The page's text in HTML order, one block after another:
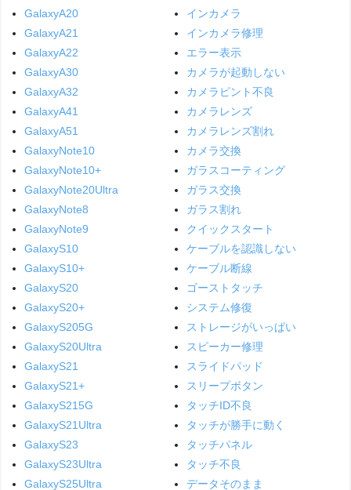
GalaxyA20
GalaxyA21
GalaxyA22
GalaxyA30
GalaxyA32
GalaxyA41
GalaxyA51
GalaxyNote10
GalaxyNote10+
GalaxyNote20Ultra
GalaxyNote8
GalaxyNote9
GalaxyS10
GalaxyS10+
GalaxyS20
GalaxyS20+
GalaxyS205G
GalaxyS20Ultra
GalaxyS21
GalaxyS21+
GalaxyS215G
GalaxyS21Ultra
GalaxyS23
GalaxyS23Ultra
GalaxyS25Ultra
インカメラ
インカメラ修理
エラー表示
カメラが起動しない
カメラピント不良
カメラレンズ
カメラレンズ割れ
カメラ交換
ガラスコーティング
ガラス交換
ガラス割れ
クイックスタート
ケーブルを認識しない
ケーブル断線
ゴーストタッチ
システム修復
ストレージがいっぱい
スピーカー修理
スライドパッド
スリープボタン
タッチID不良
タッチが勝手に動く
タッチパネル
タッチ不良
データそのまま